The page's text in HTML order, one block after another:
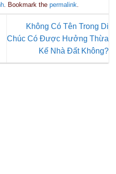
. Bookmark thepermalink
Không Có Tên Trong Di
Chúc Có Được Hưởng Thừa
Kế Nhà Đất Không?